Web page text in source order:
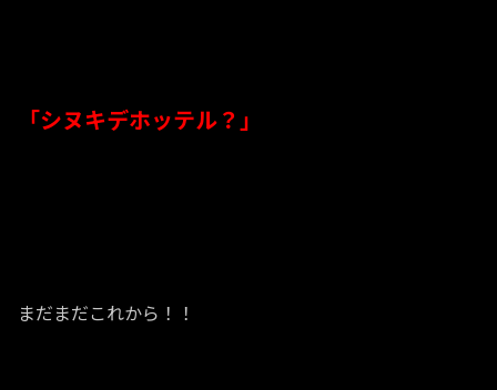
「シヌキデホッテル？」
まだまだこれから！！